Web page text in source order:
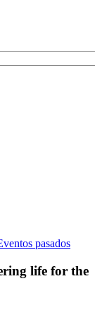
pasados
life for the